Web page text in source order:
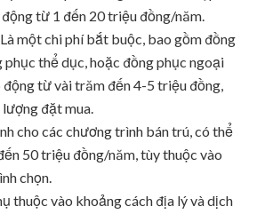
từ 1 đến 20 triệu đồng/năm.
Là một chi phí bắt buộc, bao gồm đồng
phục thể dục, hoặc đồng phục ngoại
động từ vài trăm đến 4-5 triệu đồng,
đặt mua.
cho các chương trình bán trú, có thể
50 triệu đồng/năm, tùy thuộc vào
chọn.
thuộc vào khoảng cách địa lý và dịch